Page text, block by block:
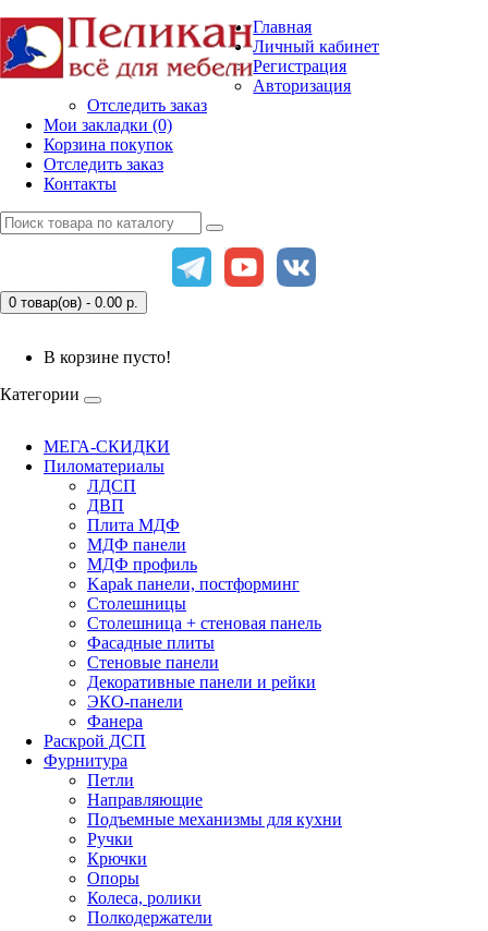
Главная
Личный кабинет
Регистрация
Авторизация
Отследить заказ
Мои закладки (0)
Корзина покупок
Отследить заказ
Контакты
0 товар(ов) - 0.00 р.
В корзине пусто!
Категории
МЕГА-СКИДКИ
Пиломатериалы
ЛДСП
ДВП
Плита МДФ
МДФ панели
МДФ профиль
Kapak панели, постформинг
Столешницы
Столешница + стеновая панель
Фасадные плиты
Стеновые панели
Декоративные панели и рейки
ЭКО-панели
Фанера
Раскрой ДСП
Фурнитура
Петли
Направляющие
Подъемные механизмы для кухни
Ручки
Крючки
Опоры
Колеса, ролики
Полкодержатели